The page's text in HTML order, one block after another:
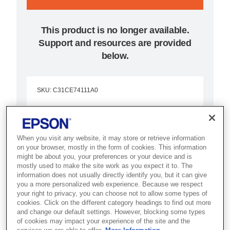
This product is no longer available.
Support and resources are provided
below.
SKU: C31CE74111A0
TM-m10 (111A0): BT,
White, PS, UK
Best for tablet-based and space-
conscious POS systems that
need an ultra-compact receipt
printer.
Designed for tablet POS
When you visit any website, it may store or retrieve information
on your browser, mostly in the form of cookies. This information
might be about you, your preferences or your device and is
mostly used to make the site work as you expect it to. The
information does not usually directly identify you, but it can give
you a more personalized web experience. Because we respect
your right to privacy, you can choose not to allow some types of
cookies. Click on the different category headings to find out more
and change our default settings. However, blocking some types
of cookies may impact your experience of the site and the